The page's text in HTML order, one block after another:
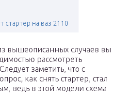
стартер на ваз 2110
вышеописанных случаев вы
рассмотреть
заметить, что с
как снять стартер, стал
ведь в этой модели схема